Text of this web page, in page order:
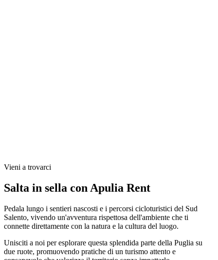
Vieni a trovarci
Salta in sella con Apulia Rent
Pedala lungo i sentieri nascosti e i percorsi cicloturistici del Sud
Salento, vivendo un'avventura rispettosa dell'ambiente che ti
connette direttamente con la natura e la cultura del luogo.
Unisciti a noi per esplorare questa splendida parte della Puglia su
due ruote, promuovendo pratiche di un turismo attento e